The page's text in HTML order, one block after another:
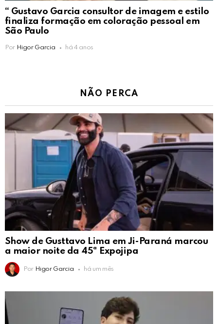
“ Gustavo Garcia consultor de imagem e estilo
finaliza formação em coloração pessoal em
São Paulo
Por Higor Garcia há 4 anos
NÃO PERCA
Show de Gusttavo Lima em Ji-Paraná marcou
a maior noite da 45ª Expojipa
Por Higor Garcia há um mês